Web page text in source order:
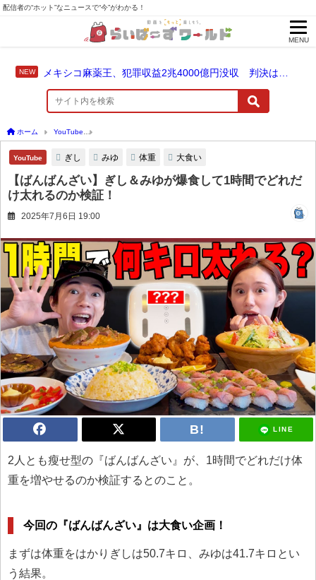
配信者の“ホット”なニュースで“今”がわかる！
MENU
ホーム YouTube
YouTube ぎし みゆ 体重 大食い
【ばんばんざい】ぎし＆みゆが爆食して1時間でどれだ
け太れるのか検証！
2025年7月6日 19:00
LINE
2人とも瘦せ型の『ばんばんざい』が、1時間でどれだけ体
重を増やせるのか検証するとのこと。
今回の『ばんばんざい』は大食い企画！
まずは体重をはかりぎしは50.7キロ、みゆは41.7キロとい
う結果。